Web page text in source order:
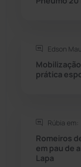
Saúde
Seabra
Sítio do Mato
Sudoeste
Edson
prática
Rúbia em:
Romeiros
em pau de
Lapa